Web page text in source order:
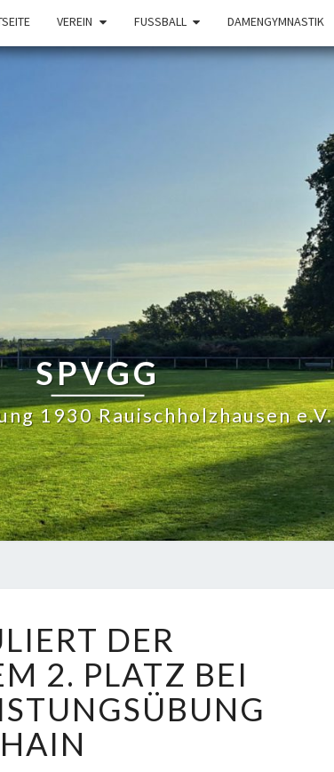
VEREIN FUSSBALL DAMENGYMNASTIK
SPVGG
1930 Rauischholzhausen e.V.
DER
2. PLATZ BEI